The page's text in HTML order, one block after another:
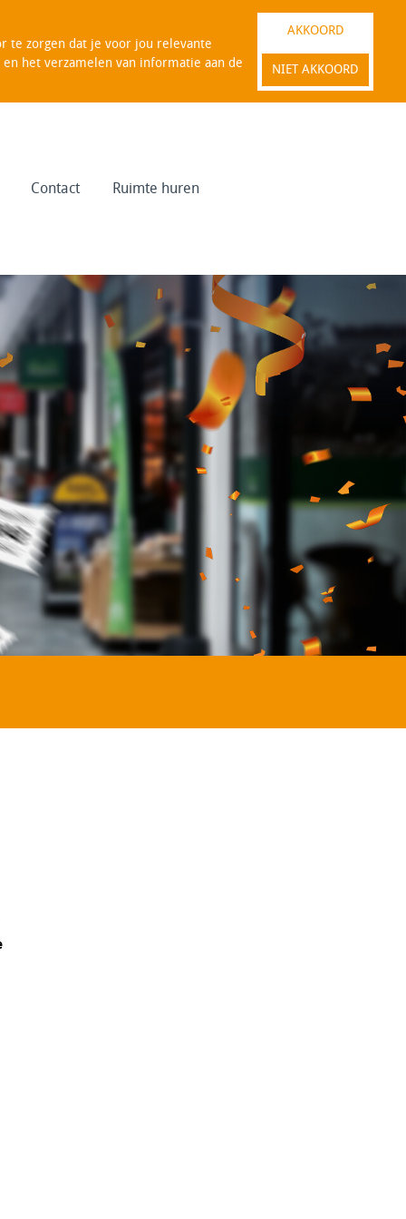
te zorgen dat je voor jou relevante
het verzamelen van informatie aan de
AKKOORD
NIET AKKOORD
Contact Ruimte huren